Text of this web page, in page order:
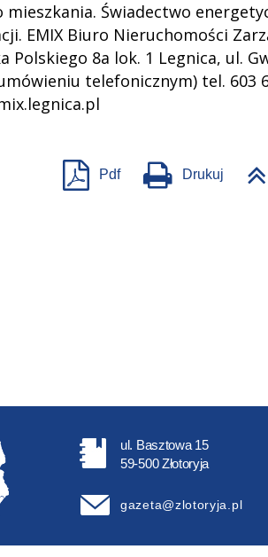
Świadectwo
EMIX Biuro Nieruchomości
Polskiego 8a lok. 1 Legnica, ul.
telefonicznym) tel. 603
Pdf Drukuj
ul. Basztowa 15
59-500 Złotoryja
gazeta@zlotoryja.pl